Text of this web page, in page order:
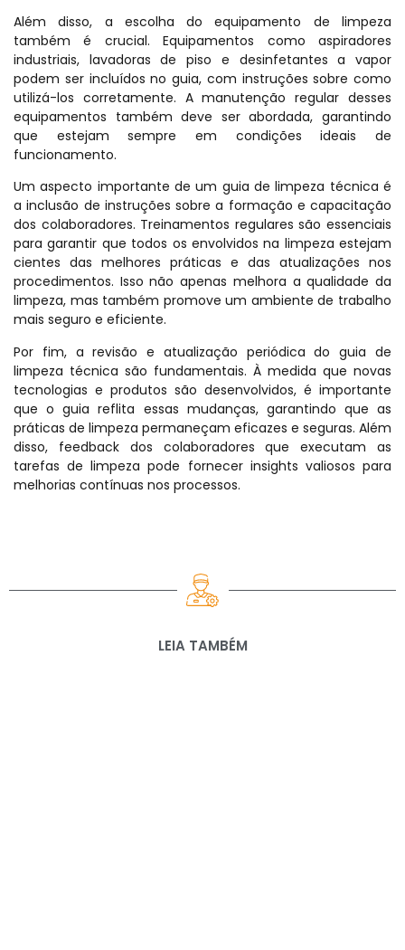
Além disso, a escolha do equipamento de limpeza
também é crucial. Equipamentos como aspiradores
industriais, lavadoras de piso e desinfetantes a vapor
podem ser incluídos no guia, com instruções sobre como
utilizá-los corretamente. A manutenção regular desses
equipamentos também deve ser abordada, garantindo
que estejam sempre em condições ideais de
funcionamento.
Um aspecto importante de um guia de limpeza técnica é
a inclusão de instruções sobre a formação e capacitação
dos colaboradores. Treinamentos regulares são essenciais
para garantir que todos os envolvidos na limpeza estejam
cientes das melhores práticas e das atualizações nos
procedimentos. Isso não apenas melhora a qualidade da
limpeza, mas também promove um ambiente de trabalho
mais seguro e eficiente.
Por fim, a revisão e atualização periódica do guia de
limpeza técnica são fundamentais. À medida que novas
tecnologias e produtos são desenvolvidos, é importante
que o guia reflita essas mudanças, garantindo que as
práticas de limpeza permaneçam eficazes e seguras. Além
disso, feedback dos colaboradores que executam as
tarefas de limpeza pode fornecer insights valiosos para
melhorias contínuas nos processos.
LEIA TAMBÉM